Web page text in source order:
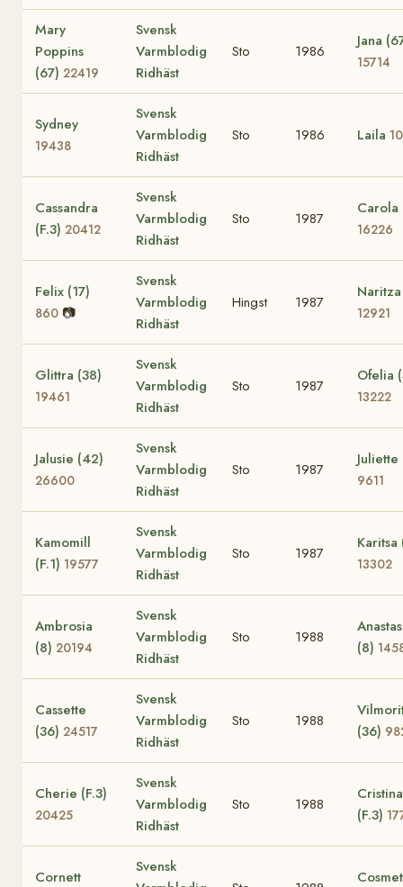
Mary
Poppins
(67) 22419
Svensk
Varmblodig
Ridhäst
Sto 1986
Jana
15714
Sydney
19438
Svensk
Varmblodig
Ridhäst
Sto 1986 Laila
Cassandra
(F.3) 20412
Svensk
Varmblodig
Ridhäst
Sto 1987
Carola
16226
Felix (17)
860 📷
Svensk
Varmblodig
Ridhäst
Hingst 1987
12921
Glittra (38)
19461
Svensk
Varmblodig
Ridhäst
Sto 1987
Ofelia
13222
Jalusie (42)
26600
Svensk
Varmblodig
Ridhäst
Sto 1987
9611
Kamomill
(F.1) 19577
Svensk
Varmblodig
Ridhäst
Sto 1987
Karitsa
13302
Ambrosia
(8) 20194
Svensk
Varmblodig
Ridhäst
Sto 1988
(8)
Cassette
(36) 24517
Svensk
Varmblodig
Ridhäst
Sto 1988
(36)
Cherie (F.3)
20425
Svensk
Varmblodig
Ridhäst
Sto 1988
Cristina
(F.3)
Cornett
Svensk